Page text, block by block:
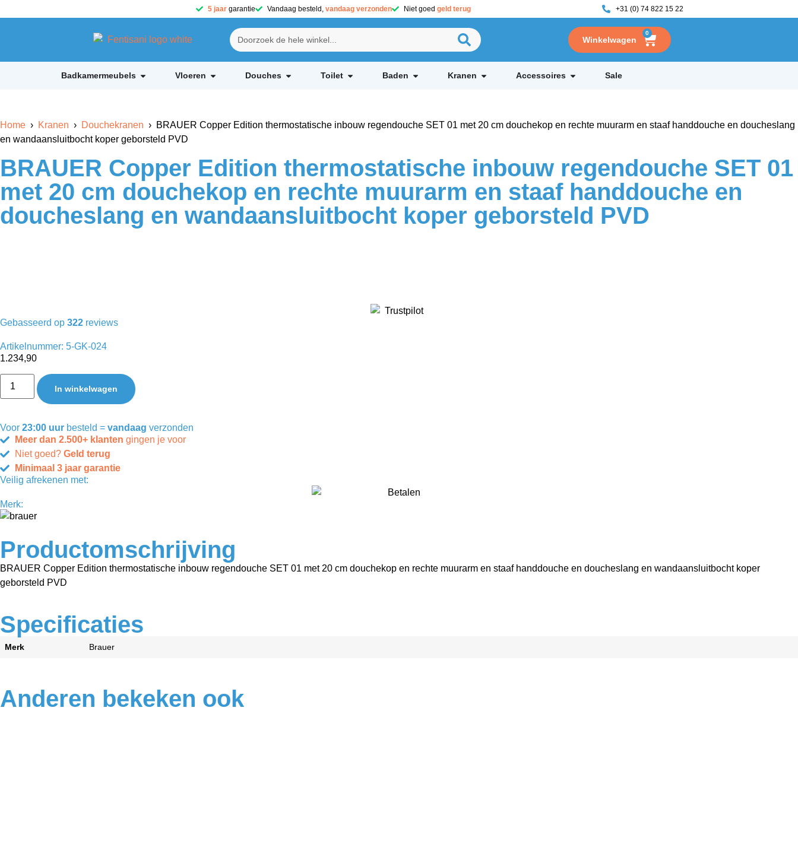
5 jaar garantie Vandaag besteld, vandaag verzonden Niet goed geld terug +31 (0) 74 822 15 22
0
Badkamermeubels Vloeren Douches Toilet Baden Kranen Accessoires Sale
Home › Kranen › Douchekranen › BRAUER Copper Edition thermostatische inbouw regendouche SET 01 met 20 cm douchekop en rechte muurarm en staaf handdouche en doucheslang
en wandaansluitbocht koper geborsteld PVD
BRAUER Copper Edition thermostatische inbouw regendouche SET 01
met 20 cm douchekop en rechte muurarm en staaf handdouche en
doucheslang en wandaansluitbocht koper geborsteld PVD
Gebasseerd op 322 reviews
Artikelnummer: 5-GK-024
1.234,90
In winkelwagen
Voor 23:00 uur besteld = vandaag verzonden
Meer dan 2.500+ klanten gingen je voor
Niet goed? Geld terug
Minimaal 3 jaar garantie
Veilig afrekenen met:
Merk:
Productomschrijving
BRAUER Copper Edition thermostatische inbouw regendouche SET 01 met 20 cm douchekop en rechte muurarm en staaf handdouche en doucheslang en wandaansluitbocht koper
geborsteld PVD
Specificaties
Merk Brauer
Anderen bekeken ook